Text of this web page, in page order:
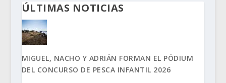
ÚLTIMAS NOTICIAS
MIGUEL, NACHO Y ADRIÁN FORMAN EL PÓDIUM
DEL CONCURSO DE PESCA INFANTIL 2026